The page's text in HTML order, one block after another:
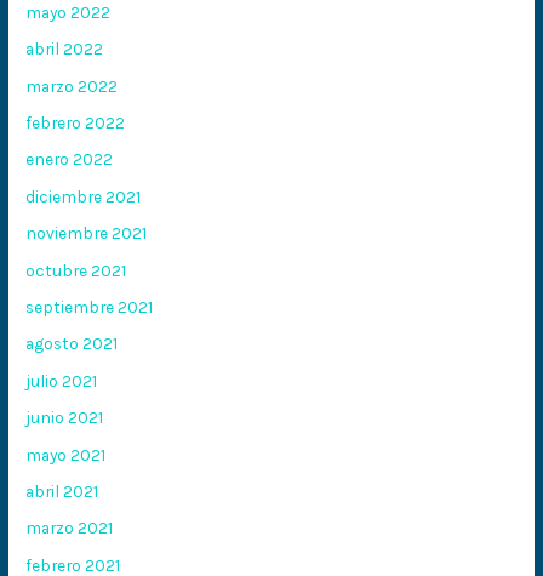
mayo 2022
abril 2022
marzo 2022
febrero 2022
enero 2022
diciembre 2021
noviembre 2021
octubre 2021
septiembre 2021
agosto 2021
julio 2021
junio 2021
mayo 2021
abril 2021
marzo 2021
febrero 2021